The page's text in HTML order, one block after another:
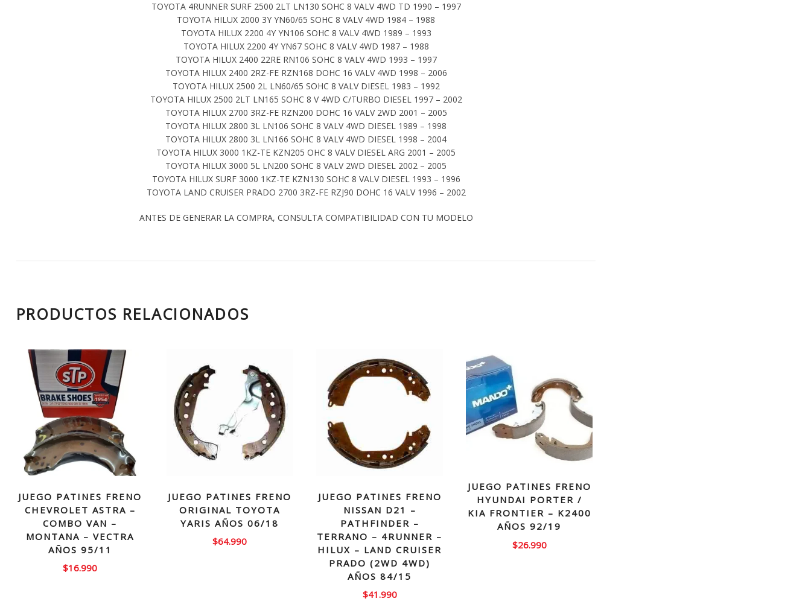
TOYOTA 4RUNNER SURF 2500 2LT LN130 SOHC 8 VALV 4WD TD 1990 – 1997
TOYOTA HILUX 2000 3Y YN60/65 SOHC 8 VALV 4WD 1984 – 1988
TOYOTA HILUX 2200 4Y YN106 SOHC 8 VALV 4WD 1989 – 1993
TOYOTA HILUX 2200 4Y YN67 SOHC 8 VALV 4WD 1987 – 1988
TOYOTA HILUX 2400 22RE RN106 SOHC 8 VALV 4WD 1993 – 1997
TOYOTA HILUX 2400 2RZ-FE RZN168 DOHC 16 VALV 4WD 1998 – 2006
TOYOTA HILUX 2500 2L LN60/65 SOHC 8 VALV DIESEL 1983 – 1992
TOYOTA HILUX 2500 2LT LN165 SOHC 8 V 4WD C/TURBO DIESEL 1997 – 2002
TOYOTA HILUX 2700 3RZ-FE RZN200 DOHC 16 VALV 2WD 2001 – 2005
TOYOTA HILUX 2800 3L LN106 SOHC 8 VALV 4WD DIESEL 1989 – 1998
TOYOTA HILUX 2800 3L LN166 SOHC 8 VALV 4WD DIESEL 1998 – 2004
TOYOTA HILUX 3000 1KZ-TE KZN205 OHC 8 VALV DIESEL ARG 2001 – 2005
TOYOTA HILUX 3000 5L LN200 SOHC 8 VALV 2WD DIESEL 2002 – 2005
TOYOTA HILUX SURF 3000 1KZ-TE KZN130 SOHC 8 VALV DIESEL 1993 – 1996
TOYOTA LAND CRUISER PRADO 2700 3RZ-FE RZJ90 DOHC 16 VALV 1996 – 2002
ANTES DE GENERAR LA COMPRA, CONSULTA COMPATIBILIDAD CON TU MODELO
PRODUCTOS RELACIONADOS
JUEGO PATINES FRENO
CHEVROLET ASTRA –
COMBO VAN –
MONTANA – VECTRA
AÑOS 95/11
$16.990
JUEGO PATINES FRENO
ORIGINAL TOYOTA
YARIS AÑOS 06/18
$64.990
JUEGO PATINES FRENO
NISSAN D21 –
PATHFINDER –
TERRANO – 4RUNNER –
HILUX – LAND CRUISER
PRADO (2WD 4WD)
AÑOS 84/15
$41.990
JUEGO PATINES FRENO
HYUNDAI PORTER /
KIA FRONTIER – K2400
AÑOS 92/19
$26.990